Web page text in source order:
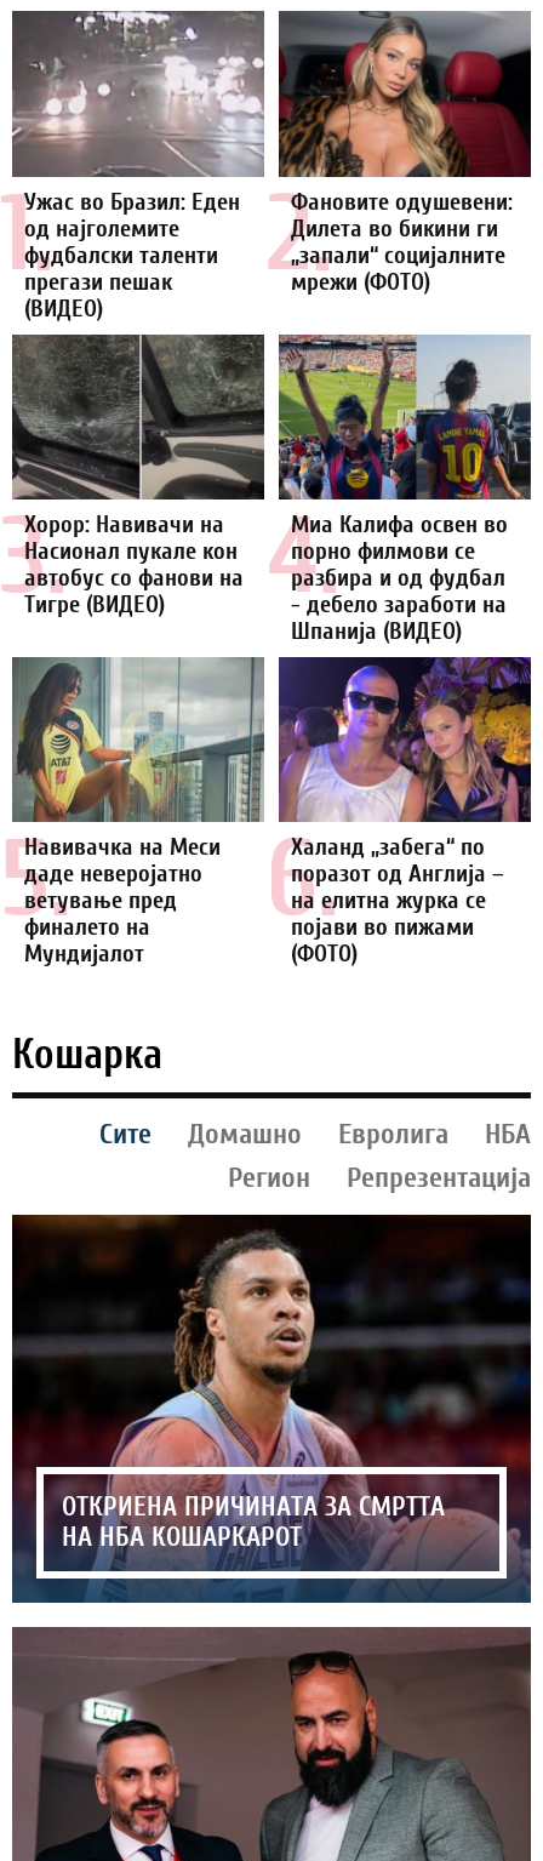
1.
Ужас во Бразил: Еден
од најголемите
фудбалски таленти
прегази пешак
(ВИДЕО)
2.
Фановите одушевени:
Дилета во бикини ги
„запали“ социјалните
мрежи (ФОТО)
3.
Хорор: Навивачи на
Насионал пукале кон
автобус со фанови на
Тигре (ВИДЕО)
4.
Миа Калифа освен во
порно филмови се
разбира и од фудбал
- дебело заработи на
Шпанија (ВИДЕО)
5.
Навивачка на Меси
даде неверојатно
ветување пред
финалето на
Мундијалот
6.
Халанд „забега“ по
поразот од Англија –
на елитна журка се
појави во пижами
(ФОТО)
Кошарка
Сите Домашно Евролига
НБА
Регион
Репрезентација
ОТКРИЕНА ПРИЧИНАТА ЗА СМРТТА
НА НБА КОШАРКАРОТ